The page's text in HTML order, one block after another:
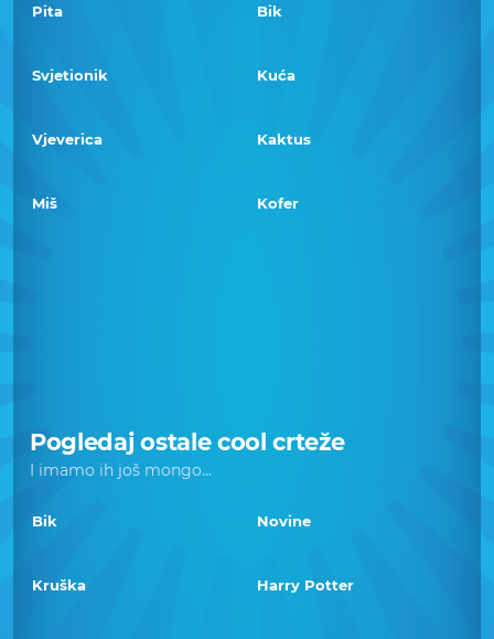
Pita Bik
Svjetionik Kuća
Vjeverica Kaktus
Miš Kofer
Pogledaj ostale cool crteže
I imamo ih još mongo...
Bik Novine
Kruška Harry Potter